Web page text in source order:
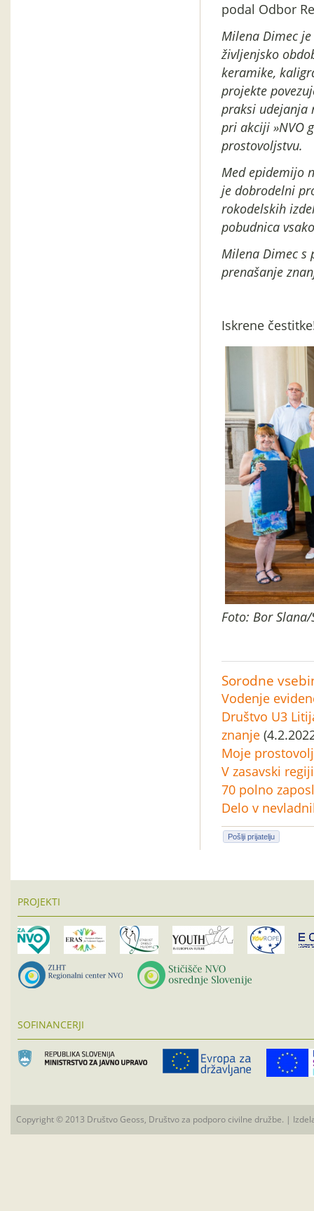
podal Odbor
Milena Dimec
življenjsko
keramike,
projekte
praksi udejanja
pri akciji »NVO
prostovoljstvu.
Med epidemijo
je dobrodelni
rokodelskih
pobudnica
Milena Dimec s
prenašanje
Iskrene
Foto: Bor Slana/
Sorodne
Vodenje
Društvo U3
znanje
Moje
V zasavski
70 polno
Delo v
Pošlji prijatelju
PROJEKTI
SOFINANCERJI
Copyright © 2013 Društvo Geoss, Društvo za podporo civilne družbe. |